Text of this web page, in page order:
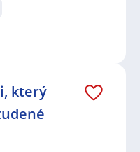
který